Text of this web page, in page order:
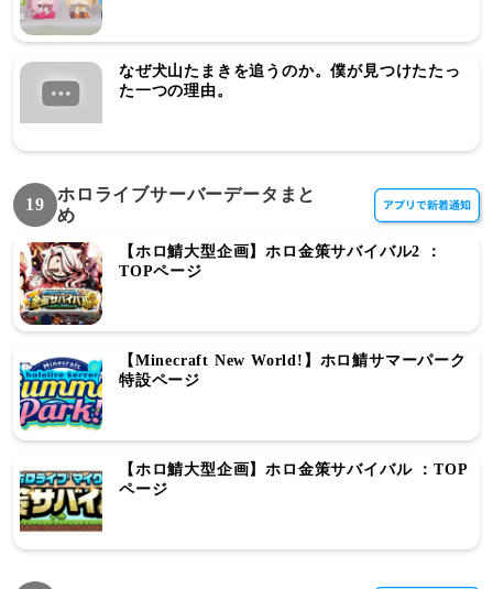
なぜ犬山たまきを追うのか。僕が見つけたたっ
た一つの理由。
19
ホロライブサーバーデータまと
め
【ホロ鯖大型企画】ホロ金策サバイバル2 ：
TOPページ
【Minecraft New World!】ホロ鯖サマーパーク
特設ページ
【ホロ鯖大型企画】ホロ金策サバイバル ：TOP
ページ